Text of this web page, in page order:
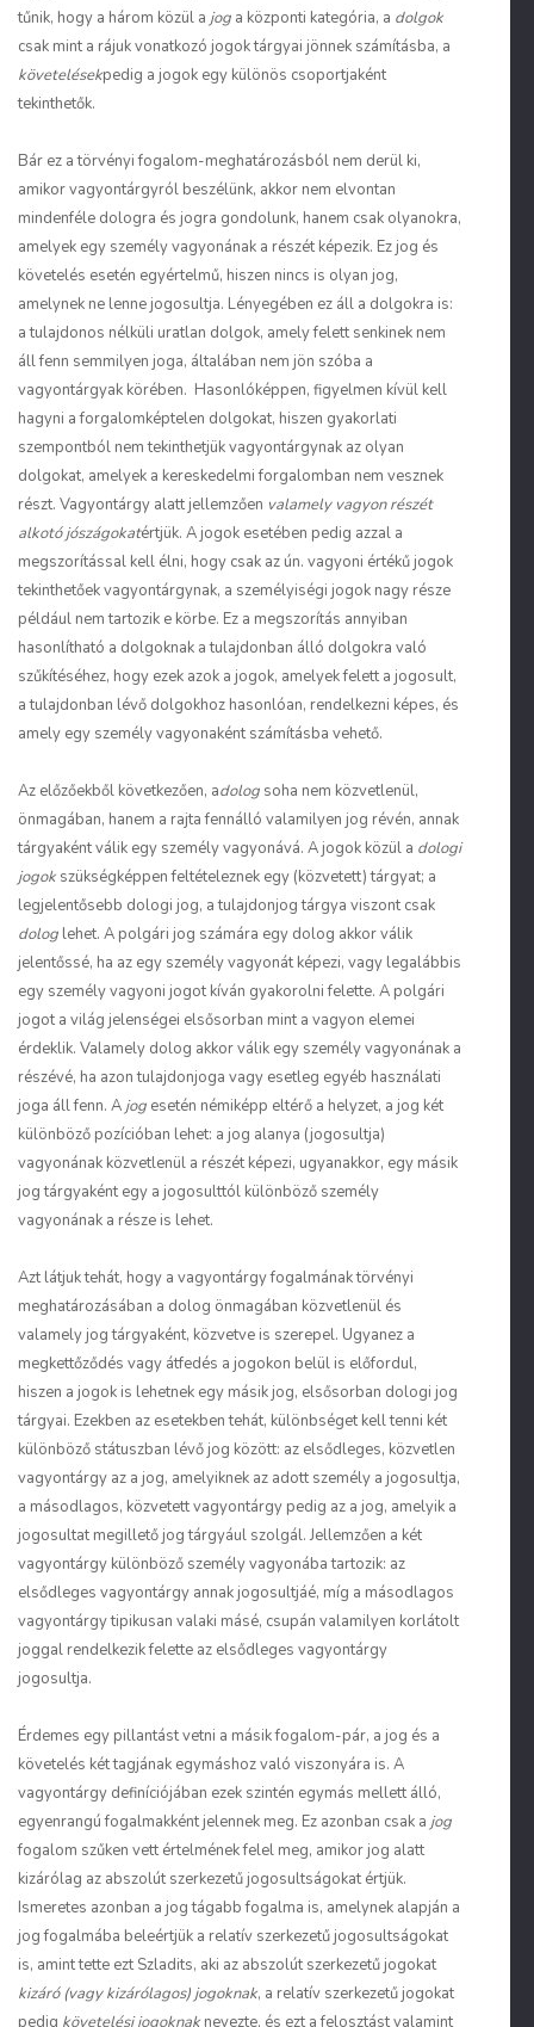
tűnik, hogy a három közül a jog a központi kategória, a dolgok
csak mint a rájuk vonatkozó jogok tárgyai jönnek számításba, a
követelésekpedig a jogok egy különös csoportjaként
tekinthetők.
Bár ez a törvényi fogalom-meghatározásból nem derül ki,
amikor vagyontárgyról beszélünk, akkor nem elvontan
mindenféle dologra és jogra gondolunk, hanem csak olyanokra,
amelyek egy személy vagyonának a részét képezik. Ez jog és
követelés esetén egyértelmű, hiszen nincs is olyan jog,
amelynek ne lenne jogosultja. Lényegében ez áll a dolgokra is:
a tulajdonos nélküli uratlan dolgok, amely felett senkinek nem
áll fenn semmilyen joga, általában nem jön szóba a
vagyontárgyak körében. Hasonlóképpen, figyelmen kívül kell
hagyni a forgalomképtelen dolgokat, hiszen gyakorlati
szempontból nem tekinthetjük vagyontárgynak az olyan
dolgokat, amelyek a kereskedelmi forgalomban nem vesznek
részt. Vagyontárgy alatt jellemzően valamely vagyon részét
alkotó jószágokatértjük. A jogok esetében pedig azzal a
megszorítással kell élni, hogy csak az ún. vagyoni értékű jogok
tekinthetőek vagyontárgynak, a személyiségi jogok nagy része
például nem tartozik e körbe. Ez a megszorítás annyiban
hasonlítható a dolgoknak a tulajdonban álló dolgokra való
szűkítéséhez, hogy ezek azok a jogok, amelyek felett a jogosult,
a tulajdonban lévő dolgokhoz hasonlóan, rendelkezni képes, és
amely egy személy vagyonaként számításba vehető.
Az előzőekből következően, adolog soha nem közvetlenül,
önmagában, hanem a rajta fennálló valamilyen jog révén, annak
tárgyaként válik egy személy vagyonává. A jogok közül a dologi
jogok szükségképpen feltételeznek egy (közvetett) tárgyat; a
legjelentősebb dologi jog, a tulajdonjog tárgya viszont csak
dolog lehet. A polgári jog számára egy dolog akkor válik
jelentőssé, ha az egy személy vagyonát képezi, vagy legalábbis
egy személy vagyoni jogot kíván gyakorolni felette. A polgári
jogot a világ jelenségei elsősorban mint a vagyon elemei
érdeklik. Valamely dolog akkor válik egy személy vagyonának a
részévé, ha azon tulajdonjoga vagy esetleg egyéb használati
joga áll fenn. A jog esetén némiképp eltérő a helyzet, a jog két
különböző pozícióban lehet: a jog alanya (jogosultja)
vagyonának közvetlenül a részét képezi, ugyanakkor, egy másik
jog tárgyaként egy a jogosulttól különböző személy
vagyonának a része is lehet.
Azt látjuk tehát, hogy a vagyontárgy fogalmának törvényi
meghatározásában a dolog önmagában közvetlenül és
valamely jog tárgyaként, közvetve is szerepel. Ugyanez a
megkettőződés vagy átfedés a jogokon belül is előfordul,
hiszen a jogok is lehetnek egy másik jog, elsősorban dologi jog
tárgyai. Ezekben az esetekben tehát, különbséget kell tenni két
különböző státuszban lévő jog között: az elsődleges, közvetlen
vagyontárgy az a jog, amelyiknek az adott személy a jogosultja,
a másodlagos, közvetett vagyontárgy pedig az a jog, amelyik a
jogosultat megillető jog tárgyául szolgál. Jellemzően a két
vagyontárgy különböző személy vagyonába tartozik: az
elsődleges vagyontárgy annak jogosultjáé, míg a másodlagos
vagyontárgy tipikusan valaki másé, csupán valamilyen korlátolt
joggal rendelkezik felette az elsődleges vagyontárgy
jogosultja.
Érdemes egy pillantást vetni a másik fogalom-pár, a jog és a
követelés két tagjának egymáshoz való viszonyára is. A
vagyontárgy definíciójában ezek szintén egymás mellett álló,
egyenrangú fogalmakként jelennek meg. Ez azonban csak a jog
fogalom szűken vett értelmének felel meg, amikor jog alatt
kizárólag az abszolút szerkezetű jogosultságokat értjük.
Ismeretes azonban a jog tágabb fogalma is, amelynek alapján a
jog fogalmába beleértjük a relatív szerkezetű jogosultságokat
is, amint tette ezt Szladits, aki az abszolút szerkezetű jogokat
kizáró (vagy kizárólagos) jogoknak, a relatív szerkezetű jogokat
pedig követelési jogoknak nevezte, és ezt a felosztást valamint